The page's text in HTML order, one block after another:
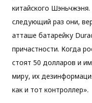
китайского
следующий раз они,
атташе батарейку
причастности. Когда
стоят 50 долларов и
миру, их
как и тот контроллер».